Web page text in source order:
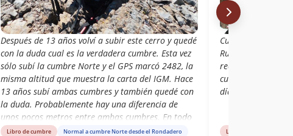
Después de 13 años volví a subir este cerro y quedé
con la duda cual es la verdadera cumbre. Esta vez
sólo subí la cumbre Norte y el GPS marcó 2482, la
misma altitud que muestra la carta del IGM. Hace
13 años subí ambas cumbres y también quedé con
la duda. Probablemente hay una diferencia de
unos pocos metros entre ambas cumbres. En todo
caso, vale la pena para tener una buena vista de
Libro de cumbre Normal a cumbre Norte desde el Rondadero
Cumbre durante
Rubiana.
recorrimos la
cumbre del
días.
Libro de cumbre